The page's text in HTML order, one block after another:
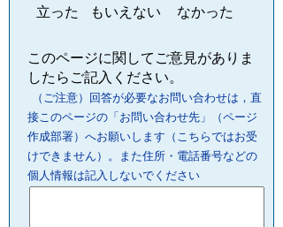
立った
もいえない
なかった
このページに関してご意見がありま
したらご記入ください。
（ご注意）回答が必要なお問い合わせは，直
接このページの「お問い合わせ先」（ページ
作成部署）へお願いします（こちらではお受
けできません）。また住所・電話番号などの
個人情報は記入しないでください